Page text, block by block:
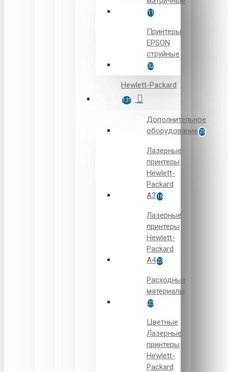
11
Принтеры
EPSON
струйные
32
Hewlett-Packard
131
Дополнительное
оборудование 25
Лазерные
принтеры
Hewlett-
Packard
A3 16
Лазерные
принтеры
Hewlett-
Packard
A423
Расходные
материалы
23
Цветные
Лазерные
принтеры
Hewlett-
Packard